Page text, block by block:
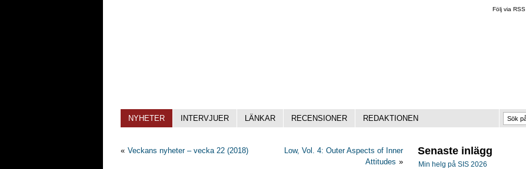
Följ via RSS
NYHETER INTERVJUER LÄNKAR RECENSIONER REDAKTIONEN
« Veckans nyheter – vecka 22 (2018)
Low, Vol. 4: Outer Aspects of Inner
Attitudes »
Senaste inlägg
Min helg på SIS 2026